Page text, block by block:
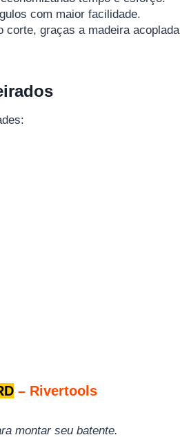
com maior facilidade.
corte, graças a madeira acoplada
– Rivertools
montar seu batente.